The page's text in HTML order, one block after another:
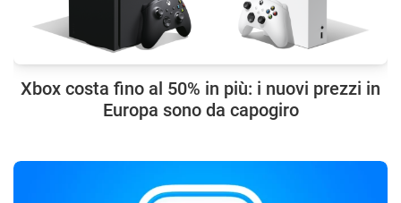
Xbox costa fino al 50% in più: i nuovi prezzi in
Europa sono da capogiro